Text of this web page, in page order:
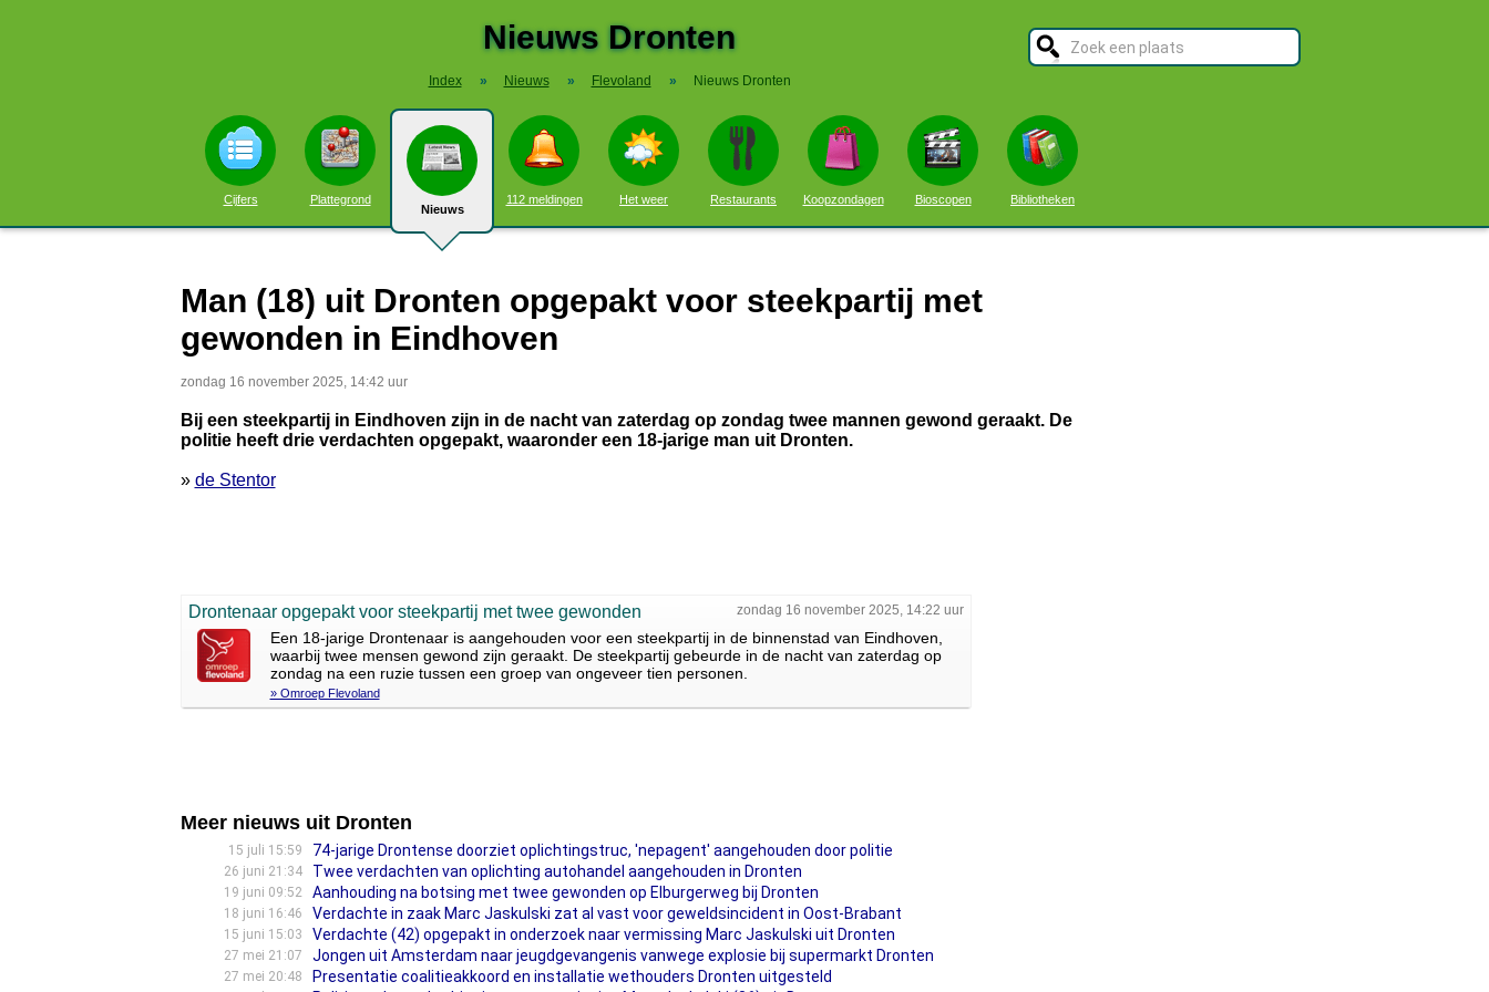
Nieuws Dronten
Index » Nieuws » Flevoland » Nieuws Dronten
Cijfers Plattegrond
Nieuws
112 meldingen Het weer Restaurants Koopzondagen Bioscopen Bibliotheken
Man (18) uit Dronten opgepakt voor steekpartij met
gewonden in Eindhoven
zondag 16 november 2025, 14:42 uur
Bij een steekpartij in Eindhoven zijn in de nacht van zaterdag op zondag twee mannen gewond geraakt. De
politie heeft drie verdachten opgepakt, waaronder een 18-jarige man uit Dronten.
» de Stentor
zondag 16 november 2025, 14:22 uur
Drontenaar opgepakt voor steekpartij met twee gewonden
Een 18-jarige Drontenaar is aangehouden voor een steekpartij in de binnenstad van Eindhoven,
waarbij twee mensen gewond zijn geraakt. De steekpartij gebeurde in de nacht van zaterdag op
zondag na een ruzie tussen een groep van ongeveer tien personen.
» Omroep Flevoland
Meer nieuws uit Dronten
15 juli 15:59 74-jarige Drontense doorziet oplichtingstruc, 'nepagent' aangehouden door politie
26 juni 21:34 Twee verdachten van oplichting autohandel aangehouden in Dronten
19 juni 09:52 Aanhouding na botsing met twee gewonden op Elburgerweg bij Dronten
18 juni 16:46 Verdachte in zaak Marc Jaskulski zat al vast voor geweldsincident in Oost-Brabant
15 juni 15:03 Verdachte (42) opgepakt in onderzoek naar vermissing Marc Jaskulski uit Dronten
27 mei 21:07 Jongen uit Amsterdam naar jeugdgevangenis vanwege explosie bij supermarkt Dronten
27 mei 20:48 Presentatie coalitieakkoord en installatie wethouders Dronten uitgesteld